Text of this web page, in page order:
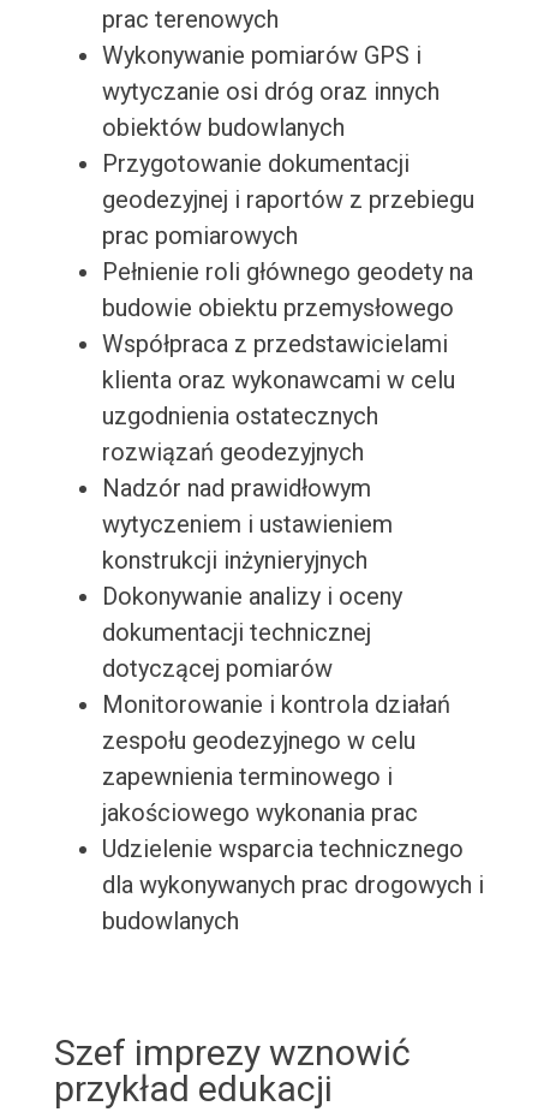
prac terenowych
Wykonywanie pomiarów GPS i
wytyczanie osi dróg oraz innych
obiektów budowlanych
Przygotowanie dokumentacji
geodezyjnej i raportów z przebiegu
prac pomiarowych
Pełnienie roli głównego geodety na
budowie obiektu przemysłowego
Współpraca z przedstawicielami
klienta oraz wykonawcami w celu
uzgodnienia ostatecznych
rozwiązań geodezyjnych
Nadzór nad prawidłowym
wytyczeniem i ustawieniem
konstrukcji inżynieryjnych
Dokonywanie analizy i oceny
dokumentacji technicznej
dotyczącej pomiarów
Monitorowanie i kontrola działań
zespołu geodezyjnego w celu
zapewnienia terminowego i
jakościowego wykonania prac
Udzielenie wsparcia technicznego
dla wykonywanych prac drogowych i
budowlanych
Szef imprezy wznowić
przykład edukacji